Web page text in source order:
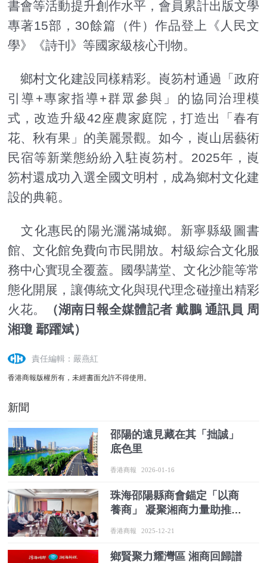
書會等活動提升創作水平，會員累計出版文學
專著15部，30餘篇（件）作品登上《人民文
學》《詩刊》等國家級核心刊物。
鄉村文化建設同樣精彩。崀笏村通過「政府
引導+專家指導+群眾參與」的協同治理模
式，改造升級42座農家庭院，打造出「春有
花、秋有果」的美麗景觀。如今，崀山居藝術
民宿等新業態紛紛入駐崀笏村。2025年，崀
笏村還成功入選全國文明村，成為鄉村文化建
設的典範。
文化惠民的陽光灑滿城鄉。新寧縣級圖書
館、文化館免費向市民開放。村級綜合文化服
務中心實現全覆蓋。國學講堂、文化沙龍等常
態化開展，讓傳統文化與現代理念碰撞出精彩
火花。
（湖南日報全媒體記者 戴鵬 通訊員 周
湘瓊 鄢躍斌）
責任編輯：嚴燕紅
香港商報版權所有，未經書面允許不得使用。
新聞
邵陽的遠見藏在其「拙誠」
底色里
香港商報 2026-01-16
珠海邵陽縣商會錨定「以商
養商」 凝聚湘商力量助推家
香港商報 2025-12-21
鄉賢聚力耀灣區 湘商回歸譜